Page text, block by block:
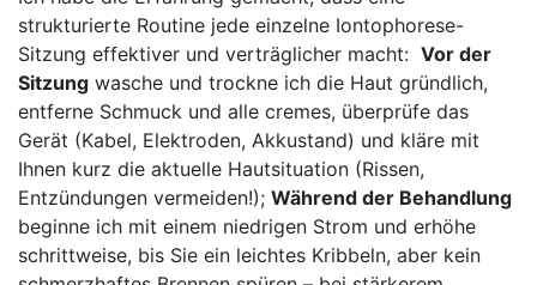
strukturierte Routine jede einzelne Iontophorese-
Sitzung effektiver und⁣ verträglicher macht: ⁣ Vor der
Sitzung ⁤wasche​ und trockne ich die ‌Haut gründlich,
entferne​ Schmuck und alle cremes, überprüfe das
Gerät ​(Kabel, Elektroden, Akkustand) und kläre mit
Ihnen kurz ​die aktuelle⁢ Hautsituation (Rissen,
Entzündungen vermeiden!); Während der ​Behandlung
beginne ich mit einem niedrigen Strom ⁢und ⁢erhöhe
schrittweise,⁢ bis Sie⁣ ein leichtes Kribbeln, aber kein